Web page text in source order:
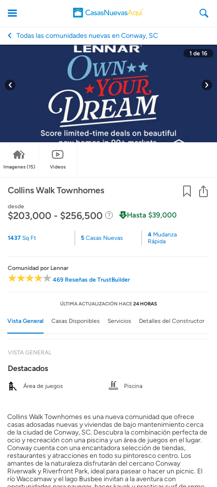
CasasNuevasAqui
Todas las comunidades nuevas en Conway, SC
1 de 16
Imagenes(15) Videos
Collins Walk Townhomes
desde
$203,000 - $256,500 Hasta $39,000
1437 Sq Ft 5Casas Nuevas 4 Mudanza
Rápida
Comunidad por Lennar
469 Reseñas de TrustBuilder
ÚLTIMA ACTUALIZACIÓN HACE24 HORAS
Vista General Casas Disponibles Servicios Detalles del Constructor
VISTA GENERAL
Destacados
Área de juegos Piscina
Collins Walk Townhomes es una nueva comunidad que ofrece
casas adosadas nuevas y viviendas de bajo mantenimiento cerca
de la ciudad de Conway, SC. Descubra la combinación perfecta de
ocio y recreación con una piscina y un área de juegos en el lugar.
Conway cuenta con una encantadora selección de tiendas,
restaurantes y atracciones en todo su pintoresco centro. Los
amantes de la naturaleza disfrutarán del cercano Conway
Riverwalk y Riverfront Park, ideal para pasear o hacer un picnic. El
río Waccamaw y el lago Busbee invitan a la aventura con